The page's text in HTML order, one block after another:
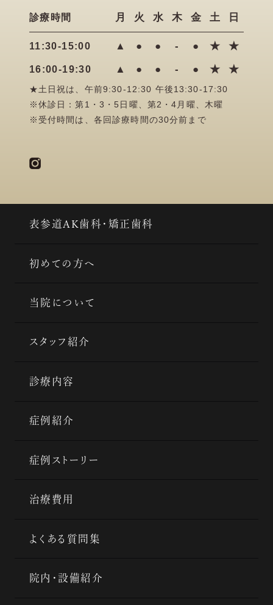
診療時間 月 火 水 木 金 土 日
11:30-15:00 ▲ ● ● - ● ★ ★
16:00-19:30 ▲ ● ● - ● ★ ★
★土日祝は、午前9:30-12:30 午後13:30-17:30
※休診日：第1・3・5日曜、第2・4月曜、木曜
※受付時間は、各回診療時間の30分前まで
表参道AK歯科・矯正歯科
初めての方へ
当院について
スタッフ紹介
診療内容
症例紹介
症例ストーリー
治療費用
よくある質問集
院内・設備紹介